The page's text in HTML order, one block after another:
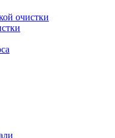
очистки